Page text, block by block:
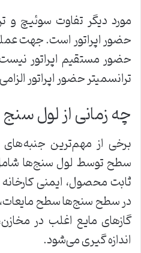
مورد دیگر تفاوت سوئیچ و
حضور اپراتور است. جهت
حضور مستقیم اپراتور
ترانسمیتر حضور اپراتور
چه زمانی از لول
برخی از مهم‌ترین جنبه‌های
سطح توسط لول سنج‌ها
ثابت محصول، ایمنی
در سطح سنج‌ها سطح
گازهای مایع اغلب در
اندازه گیری می‌شود.